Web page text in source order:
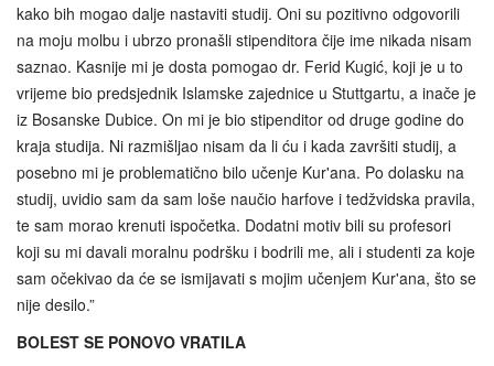
kako bih mogao dalje nastaviti studij. Oni su pozitivno odgovorili
na moju molbu i ubrzo pronašli stipenditora čije ime nikada nisam
saznao. Kasnije mi je dosta pomogao dr. Ferid Kugić, koji je u to
vrijeme bio predsjednik Islamske zajednice u Stuttgartu, a inače je
iz Bosanske Dubice. On mi je bio stipenditor od druge godine do
kraja studija. Ni razmišljao nisam da li ću i kada završiti studij, a
posebno mi je problematično bilo učenje Kur'ana. Po dolasku na
studij, uvidio sam da sam loše naučio harfove i tedžvidska pravila,
te sam morao krenuti ispočetka. Dodatni motiv bili su profesori
koji su mi davali moralnu podršku i bodrili me, ali i studenti za koje
sam očekivao da će se ismijavati s mojim učenjem Kur'ana, što se
nije desilo.”
BOLEST SE PONOVO VRATILA